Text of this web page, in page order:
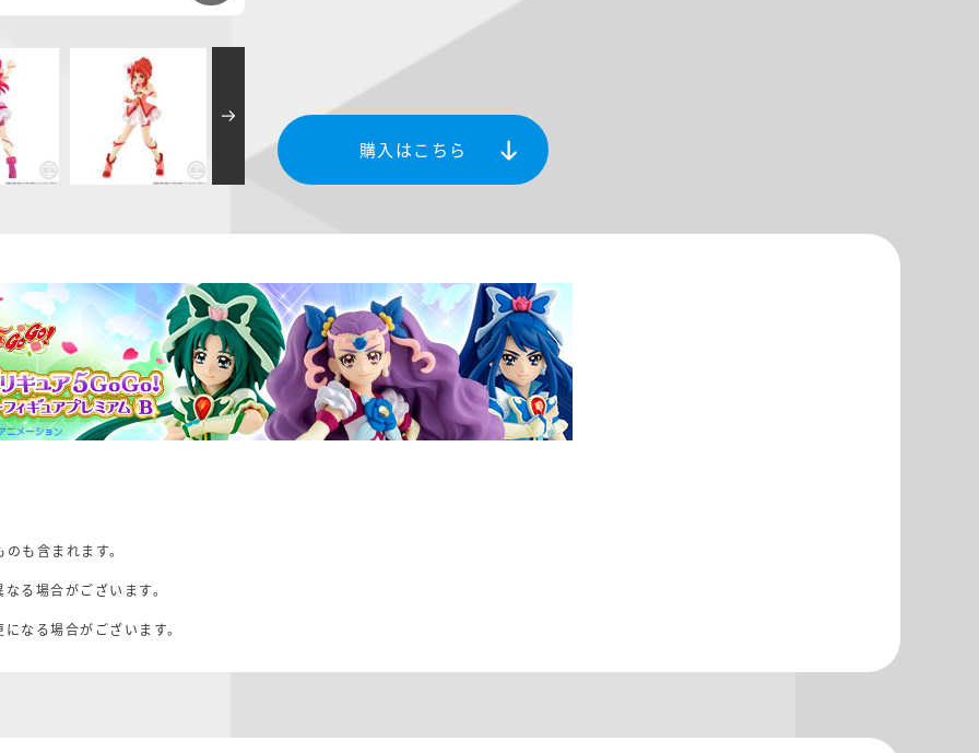
購入はこちら
も含まれます。
る場合がございます。
なる場合がございます。